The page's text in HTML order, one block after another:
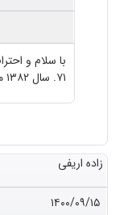
با سلام و
۷۱. سال ۱۳۸۲ موجود نمی‌باشد.
زاده اریفی
۱۴۰۰/۰۹/۱۵